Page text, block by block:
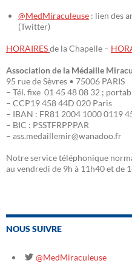
@MedMiraculeuse : lien des
(Twitter)
HORAIRESde la Chapelle –
Association de la Médaille
95 rue de Sèvres • 75006 PARIS
– Tél. fixe 01 45 48 08 32 ;
– CCP19 458 44D 020 Paris
– IBAN : FR81 2004 1000 0119
– BIC : PSSTFRPPPAR
– ass.medaillemir@wanadoo.fr
Notre service téléphonique
au vendredi de 9h à 11h40 et de
NOUS SUIVRE
@MedMiraculeuse